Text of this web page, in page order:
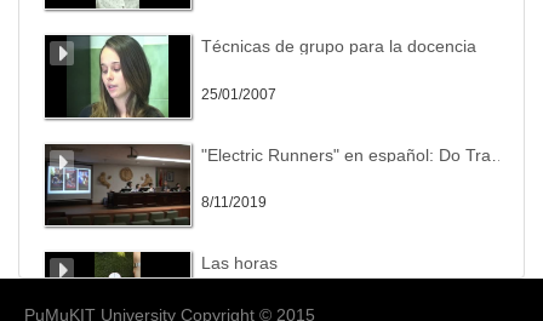
Técnicas de grupo para la docencia
25/01/2007
8/11/2019
Las horas
28/05/2020
PuMuKIT University Copyright © 2015